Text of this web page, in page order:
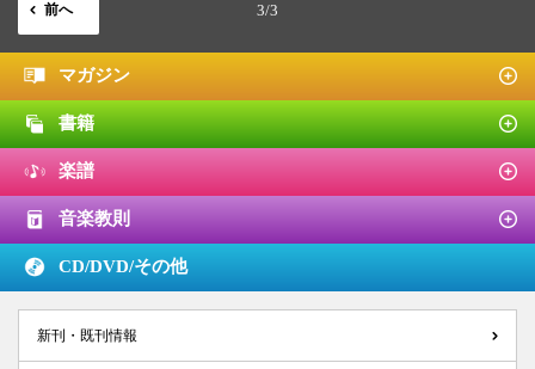
前へ 3/3
マガジン
書籍
楽譜
音楽教則
CD/DVD/その他
新刊・既刊情報